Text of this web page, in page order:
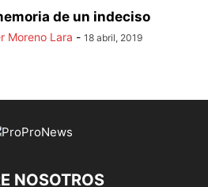
de un indeciso
Moreno Lara - 18 abril, 2019
NOSOTROS